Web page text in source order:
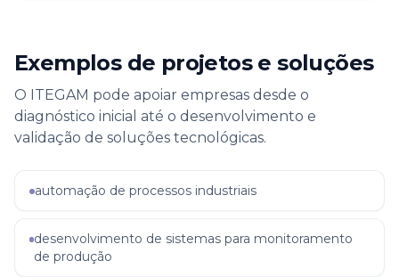
Exemplos de projetos e soluções
O ITEGAM pode apoiar empresas desde o
diagnóstico inicial até o desenvolvimento e
validação de soluções tecnológicas.
automação de processos industriais
desenvolvimento de sistemas para monitoramento
de produção